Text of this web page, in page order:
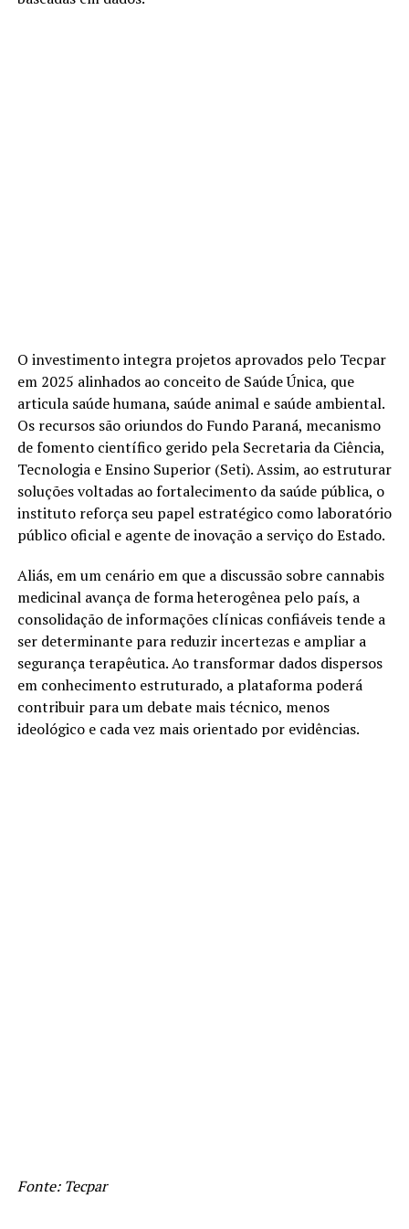
O investimento integra projetos aprovados pelo Tecpar
em 2025 alinhados ao conceito de Saúde Única, que
articula saúde humana, saúde animal e saúde ambiental.
Os recursos são oriundos do Fundo Paraná, mecanismo
de fomento científico gerido pela Secretaria da Ciência,
Tecnologia e Ensino Superior (Seti). Assim, ao estruturar
soluções voltadas ao fortalecimento da saúde pública, o
instituto reforça seu papel estratégico como laboratório
público oficial e agente de inovação a serviço do Estado.
Aliás, em um cenário em que a discussão sobre cannabis
medicinal avança de forma heterogênea pelo país, a
consolidação de informações clínicas confiáveis tende a
ser determinante para reduzir incertezas e ampliar a
segurança terapêutica. Ao transformar dados dispersos
em conhecimento estruturado, a plataforma poderá
contribuir para um debate mais técnico, menos
ideológico e cada vez mais orientado por evidências.
Fonte: Tecpar